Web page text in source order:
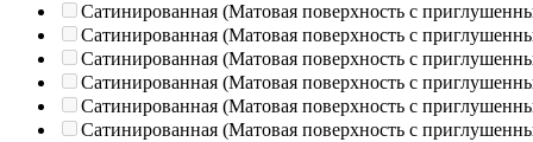
Сатинированная (Матовая поверхность с
Сатинированная (Матовая поверхность с
Сатинированная (Матовая поверхность с
Сатинированная (Матовая поверхность с
Сатинированная (Матовая поверхность с
Сатинированная (Матовая поверхность с